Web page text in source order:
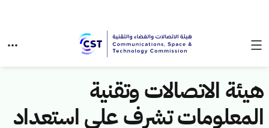
هيئة الاتصالات وتقنية
المعلومات تشرف على استعداد